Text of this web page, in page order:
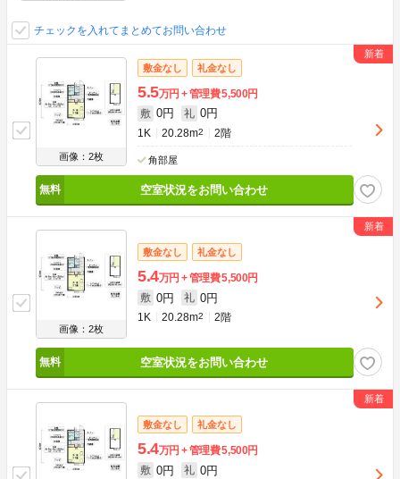
チェックを入れてまとめてお問い合わせ
画像：2枚
敷金なし 礼金なし
5.5万円 管理費5,500円
敷 0円 礼 0円
1K 20.28m2 2階
角部屋
空室状況をお問い合わせ
画像：2枚
敷金なし 礼金なし
5.4万円 管理費5,500円
敷 0円 礼 0円
1K 20.28m2 2階
空室状況をお問い合わせ
敷金なし 礼金なし
5.4万円 管理費5,500円
敷 0円 礼 0円